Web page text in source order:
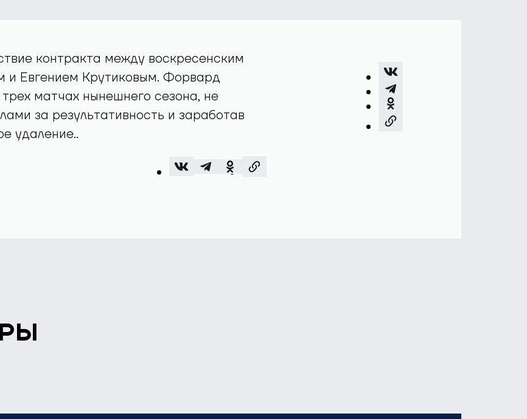
контракта между воскресенским
и Евгением Крутиковым. Форвард
матчах нынешнего сезона, не
за результативность и заработав
удаление..